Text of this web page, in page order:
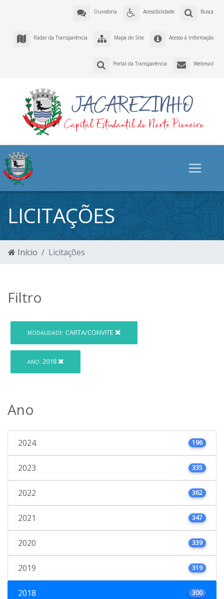
Busca
Acessibilidade
Ouvidoria
Acesso à Informação
Mapa do Site
Radar da Transparência
Webmail
Portal da Transparência
LICITAÇÕES
Início Licitações
Filtro
MODALIDADE: CARTA/CONVITE
ANO: 2018
Ano
2024 196
2023 335
2022 362
2021 347
2020 339
2019 319
2018 300